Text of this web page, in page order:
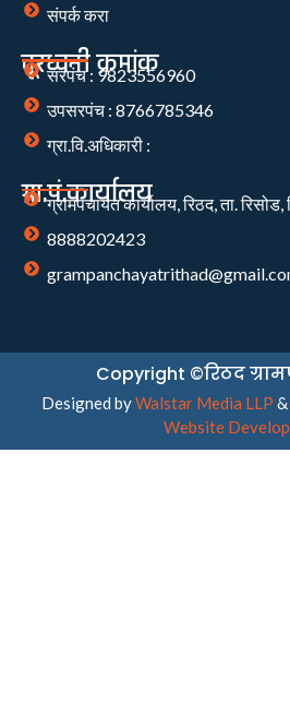
संपर्क करा
दूरध्वनी क्रमांक
सरपंच : 9823556960
उपसरपंच : 8766785346
ग्रा.वि.अधिकारी :
ग्रा.पं.कार्यालय
ग्रामपंचायत कार्यालय, रिठद, ता. रिसोड,
8888202423
Copyright ©रिठद
Designed byWalstar Media LLP
Website